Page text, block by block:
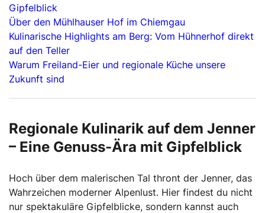
Gipfelblick
Über den Mühlhauser Hof im Chiemgau
Kulinarische Highlights am Berg: Vom Hühnerhof direkt
auf den Teller
Warum Freiland-Eier und regionale Küche unsere
Zukunft sind
Regionale Kulinarik auf dem Jenner
– Eine Genuss-Ära mit Gipfelblick
Hoch über dem malerischen Tal thront der Jenner, das
Wahrzeichen moderner Alpenlust. Hier findest du nicht
nur spektakuläre Gipfelblicke, sondern kannst auch